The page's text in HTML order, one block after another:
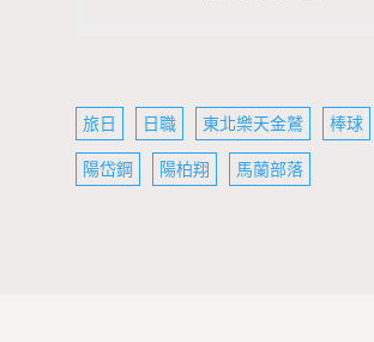
旅日 日職 東北樂天金鷲 棒球
陽岱鋼 陽柏翔 馬蘭部落